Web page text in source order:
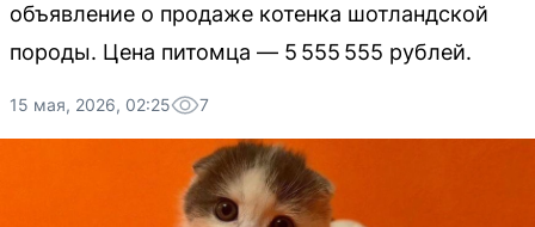
объявление о продаже котенка шотландской
породы. Цена питомца — 5 555 555 рублей.
15 мая, 2026, 02:25 7